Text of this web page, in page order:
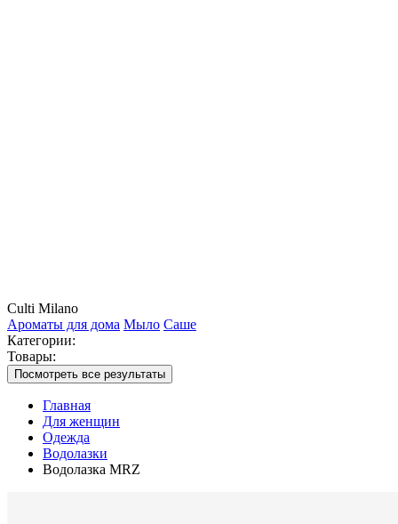
Culti Milano
Ароматы для дома Мыло Саше
Категории:
Товары:
Посмотреть все результаты
Главная
Для женщин
Одежда
Водолазки
Водолазка MRZ